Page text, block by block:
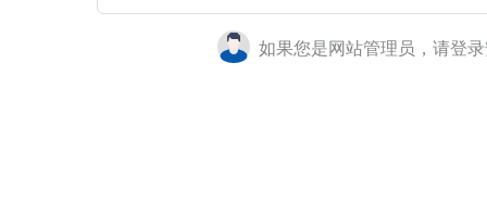
如果您是网站管理员，请登